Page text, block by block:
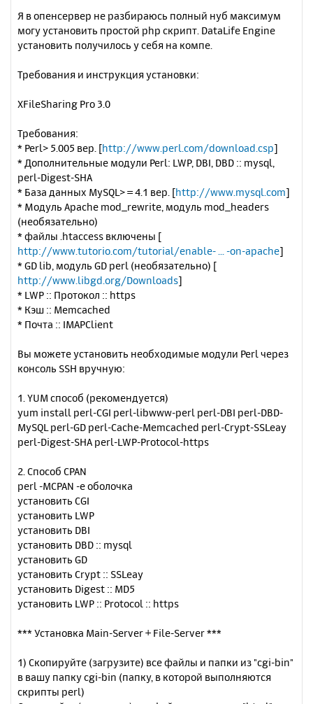
Я в опенсервер не разбираюсь полный нуб максимум
могу установить простой php скрипт. DataLife Engine
установить получилось у себя на компе.
Требования и инструкция установки:
XFileSharing Pro 3.0
Требования:
* Perl> 5.005 вер. [http://www.perl.com/download.csp]
* Дополнительные модули Perl: LWP, DBI, DBD :: mysql,
perl-Digest-SHA
* База данных MySQL> = 4.1 вер. [http://www.mysql.com]
* Модуль Apache mod_rewrite, модуль mod_headers
(необязательно)
* файлы .htaccess включены [
http://www.tutorio.com/tutorial/enable- ... -on-apache]
* GD lib, модуль GD perl (необязательно) [
http://www.libgd.org/Downloads]
* LWP :: Протокол :: https
* Кэш :: Memcached
* Почта :: IMAPClient
Вы можете установить необходимые модули Perl через
консоль SSH вручную:
1. YUM способ (рекомендуется)
yum install perl-CGI perl-libwww-perl perl-DBI perl-DBD-
MySQL perl-GD perl-Cache-Memcached perl-Crypt-SSLeay
perl-Digest-SHA perl-LWP-Protocol-https
2. Способ CPAN
perl -MCPAN -e оболочка
установить CGI
установить LWP
установить DBI
установить DBD :: mysql
установить GD
установить Crypt :: SSLeay
установить Digest :: MD5
установить LWP :: Protocol :: https
*** Установка Main-Server + File-Server ***
1) Скопируйте (загрузите) все файлы и папки из "cgi-bin"
в вашу папку cgi-bin (папку, в которой выполняются
скрипты perl)